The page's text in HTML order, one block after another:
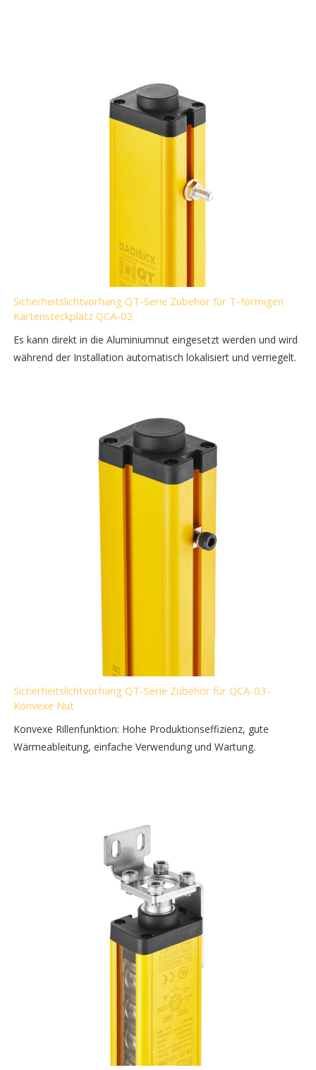
Sicherheitslichtvorhang QT-Serie Zubehör für T-förmigen
Kartensteckplatz QCA-02
Es kann direkt in die Aluminiumnut eingesetzt werden und wird
während der Installation automatisch lokalisiert und verriegelt.
Sicherheitslichtvorhang QT-Serie Zubehör für QCA-03-
Konvexe Nut
Konvexe Rillenfunktion: Hohe Produktionseffizienz, gute
Wärmeableitung, einfache Verwendung und Wartung.